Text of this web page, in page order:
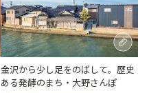
金沢から少し足をのばして。歴史
ある発酵のまち・大野さんぽ